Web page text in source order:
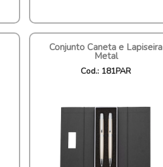
Conjunto Caneta e Lapiseira
Metal
Cod.: 181PAR